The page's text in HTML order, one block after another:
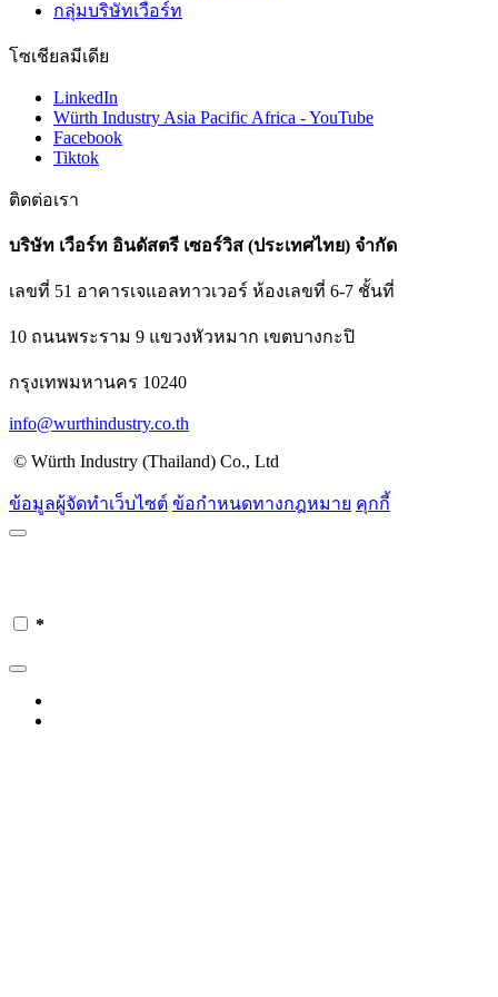
กลุ่มบริษัทเวือร์ท
โซเชียลมีเดีย
LinkedIn
Würth Industry Asia Pacific Africa - YouTube
Facebook
Tiktok
ติดต่อเรา
บริษัท เวือร์ท อินดัสตรี เซอร์วิส (ประเทศไทย) จำกัด
เลขที่ 51 อาคารเจแอลทาวเวอร์ ห้องเลขที่ 6-7 ชั้นที่
10 ถนนพระราม 9 แขวงหัวหมาก เขตบางกะปิ
กรุงเทพมหานคร 10240
info@wurthindustry.co.th
© Würth Industry (Thailand) Co., Ltd
ข้อมูลผู้จัดทำเว็บไซต์ ข้อกำหนดทางกฎหมาย คุกกี้
*